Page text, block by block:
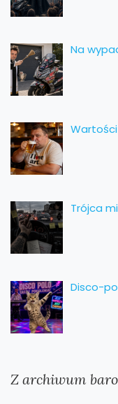
Na
Trójca
Disco-
Z archiwum